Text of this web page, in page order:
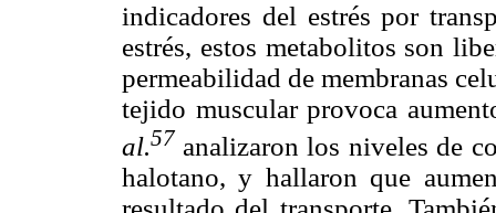
indicadores del estrés por
estrés, estos metabolitos son
permeabilidad de membranas
tejido muscular provoca
al.57 analizaron los niveles de
halotano, y hallaron que